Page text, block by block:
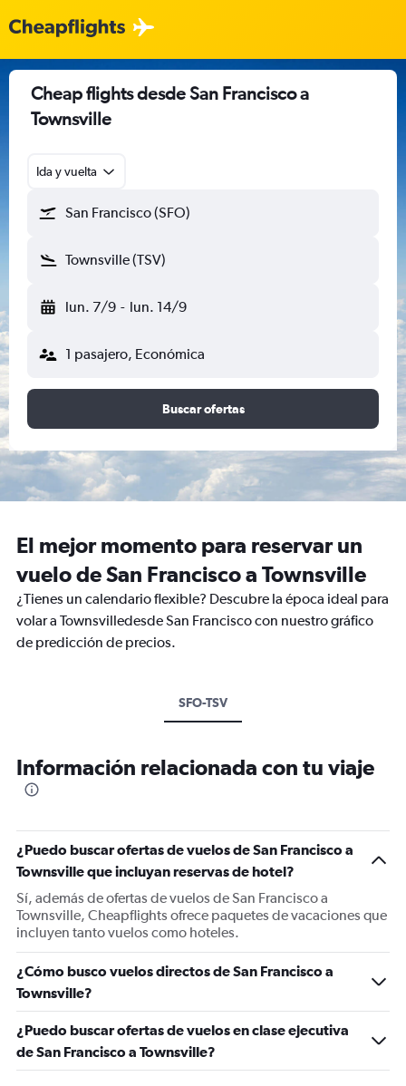
Cheap flights desde San Francisco a
Townsville
Ida y vuelta
San Francisco (SFO)
Townsville (TSV)
lun. 7/9 - lun. 14/9
1 pasajero, Económica
Buscar ofertas
El mejor momento para reservar un
vuelo de San Francisco a Townsville
¿Tienes un calendario flexible? Descubre la época ideal para
volar a Townsvilledesde San Francisco con nuestro gráfico
de predicción de precios.
SFO-TSV
Información relacionada con tu viaje
¿Puedo buscar ofertas de vuelos de San Francisco a
Townsville que incluyan reservas de hotel?
Sí, además de ofertas de vuelos de San Francisco a
Townsville, Cheapflights ofrece paquetes de vacaciones que
incluyen tanto vuelos como hoteles.
¿Cómo busco vuelos directos de San Francisco a
Townsville?
¿Puedo buscar ofertas de vuelos en clase ejecutiva
de San Francisco a Townsville?